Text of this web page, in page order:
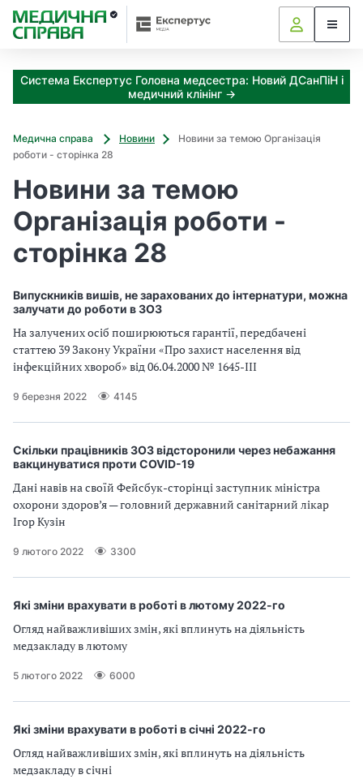
Система Експертус Головна медсестра: Новий ДСанПіН і
медичний клінінг →
Медична справа Новини
Новини за темою Організація
роботи - сторінка 28
Новини за темою
Організація роботи -
сторінка 28
Випускників вишів, не зарахованих до інтернатури, можна
залучати до роботи в ЗОЗ
На залучених осіб поширюються гарантії, передбачені
статтею 39 Закону України «Про захист населення від
інфекційних хвороб» від 06.04.2000 № 1645-III
9 березня 2022 4145
Скільки працівників ЗОЗ відсторонили через небажання
вакцинуватися проти COVID-19
Дані навів на своїй Фейсбук-сторінці заступник міністра
охорони здоров’я — головний державний санітарний лікар
Ігор Кузін
9 лютого 2022 3300
Які зміни врахувати в роботі в лютому 2022-го
Огляд найважливіших змін, які вплинуть на діяльність
медзакладу в лютому
5 лютого 2022 6000
Які зміни врахувати в роботі в січні 2022-го
Огляд найважливіших змін, які вплинуть на діяльність
медзакладу в січні
З
а
к
з
о
и
м
о
н
о
т
и
м
а
б
л
Б
П
Р